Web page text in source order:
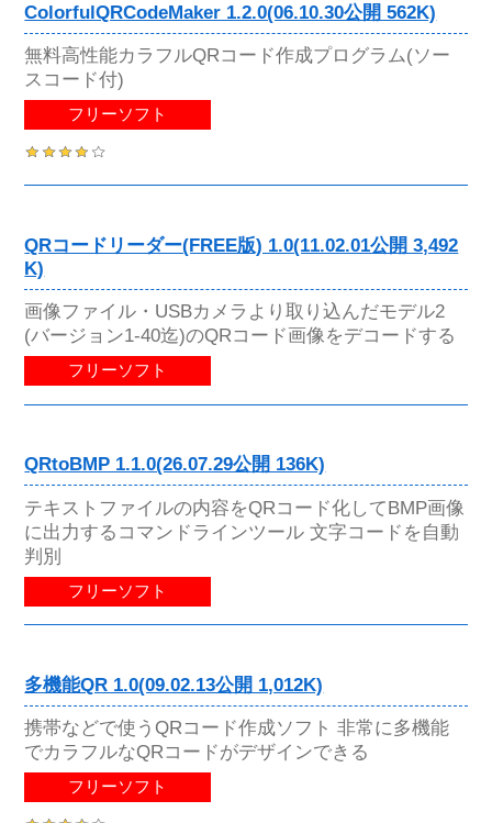
ColorfulQRCodeMaker 1.2.0(06.10.30公開 562K)
無料高性能カラフルQRコード作成プログラム(ソー
スコード付)
フリーソフト
QRコードリーダー(FREE版) 1.0(11.02.01公開 3,492
K)
画像ファイル・USBカメラより取り込んだモデル2
(バージョン1-40迄)のQRコード画像をデコードする
フリーソフト
QRtoBMP 1.1.0(26.07.29公開 136K)
テキストファイルの内容をQRコード化してBMP画像
に出力するコマンドラインツール 文字コードを自動
判別
フリーソフト
多機能QR 1.0(09.02.13公開 1,012K)
携帯などで使うQRコード作成ソフト 非常に多機能
でカラフルなQRコードがデザインできる
フリーソフト